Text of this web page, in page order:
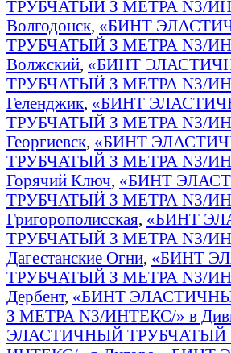
ТРУБЧАТЫЙ З МЕТРА N3/
Волгодонск, «БИНТ
ТРУБЧАТЫЙ З МЕТРА N3/
Волжский, «БИНТ
ТРУБЧАТЫЙ З МЕТРА N3/
Геленджик, «БИНТ
ТРУБЧАТЫЙ З МЕТРА N3/
Георгиевск, «БИНТ
ТРУБЧАТЫЙ З МЕТРА N3/
Горячий Ключ, «БИНТ
ТРУБЧАТЫЙ З МЕТРА N3/
Григорополисская, «БИНТ
ТРУБЧАТЫЙ З МЕТРА N3/
Дагестанские Огни, «БИНТ
ТРУБЧАТЫЙ З МЕТРА N3/
Дербент, «БИНТ
З МЕТРА N3/ИНТЕКС/» в
ЭЛАСТИЧНЫЙ ТРУБЧАТЫЙ